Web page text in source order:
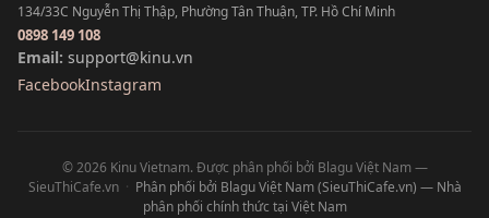
134/33C Nguyễn Thị Thập, Phường Tân Thuận, TP. Hồ Chí Minh
0898 149 108
Email: support@kinu.vn
FacebookInstagram
© 2026 Kinu Vietnam. Được phân phối bởi Blagu Việt Nam —
SieuThiCafe.vn · Phân phối bởi Blagu Việt Nam (SieuThiCafe.vn) — Nhà
phân phối chính thức tại Việt Nam